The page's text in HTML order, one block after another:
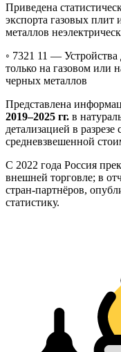
Приведена
экспорта газовых плит
металлов
◦ 7321 11 —
только на газовом или
черных металлов
Представлена
2019–2025 гг. в
детализацией в
средневзвешенной
С 2022 года Россия
внешней торговле; в
стран-партнёров,
статистику.